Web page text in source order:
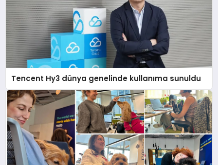
Tencent Hy3 dünya genelinde kullanıma sunuldu